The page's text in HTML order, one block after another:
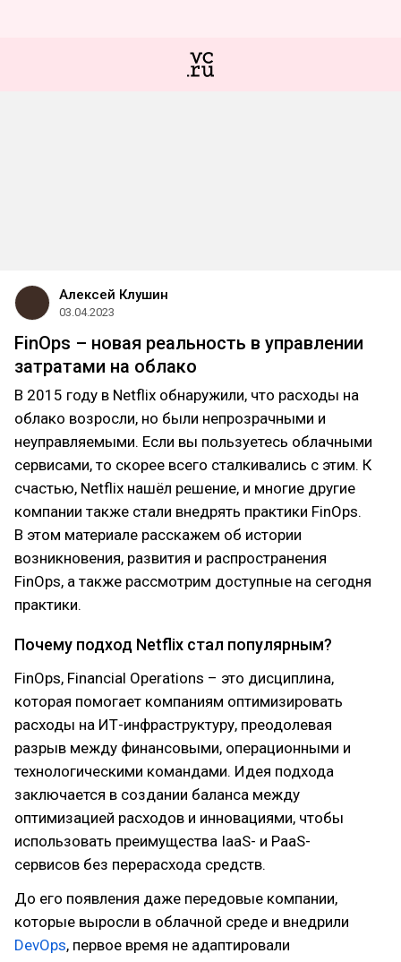
Алексей Клушин
03.04.2023
FinOps – новая реальность в управлении
затратами на облако
В 2015 году в Netflix обнаружили, что расходы на
облако возросли, но были непрозрачными и
неуправляемыми. Если вы пользуетесь облачными
сервисами, то скорее всего сталкивались с этим. К
счастью, Netflix нашёл решение, и многие другие
компании также стали внедрять практики FinOps.
В этом материале расскажем об истории
возникновения, развития и распространения
FinOps, а также рассмотрим доступные на сегодня
практики.
Почему подход Netflix стал популярным?
FinOps, Financial Operations – это дисциплина,
которая помогает компаниям оптимизировать
расходы на ИТ-инфраструктуру, преодолевая
разрыв между финансовыми, операционными и
технологическими командами. Идея подхода
заключается в создании баланса между
оптимизацией расходов и инновациями, чтобы
использовать преимущества IaaS- и PaaS-
сервисов без перерасхода средств.
До его появления даже передовые компании,
которые выросли в облачной среде и внедрили
DevOps, первое время не адаптировали